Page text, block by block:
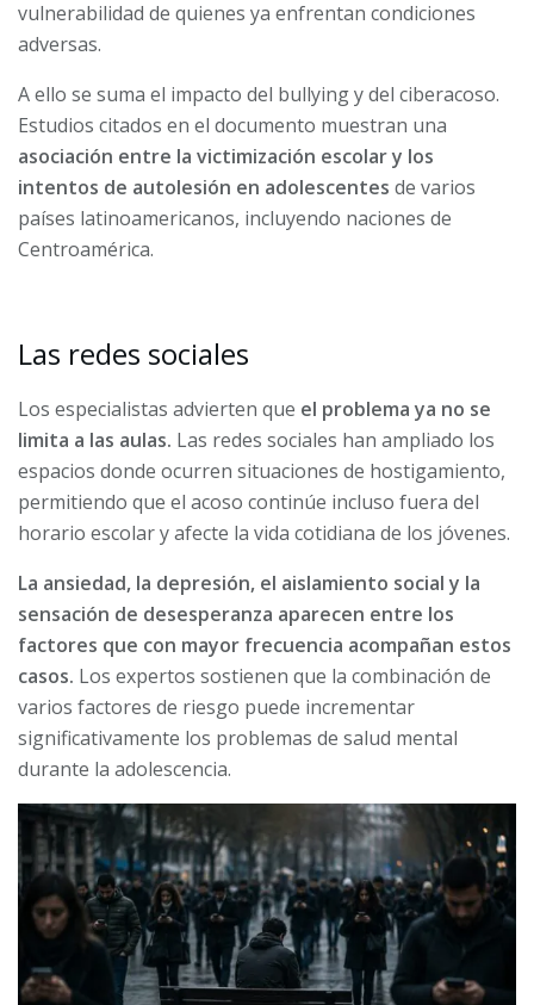
vulnerabilidad de quienes ya enfrentan condiciones
adversas.
A ello se suma el impacto del bullying y del ciberacoso.
Estudios citados en el documento muestran una
asociación entre la victimización escolar y los
intentos de autolesión en adolescentes de varios
países latinoamericanos, incluyendo naciones de
Centroamérica.
Las redes sociales
Los especialistas advierten que el problema ya no se
limita a las aulas. Las redes sociales han ampliado los
espacios donde ocurren situaciones de hostigamiento,
permitiendo que el acoso continúe incluso fuera del
horario escolar y afecte la vida cotidiana de los jóvenes.
La ansiedad, la depresión, el aislamiento social y la
sensación de desesperanza aparecen entre los
factores que con mayor frecuencia acompañan estos
casos. Los expertos sostienen que la combinación de
varios factores de riesgo puede incrementar
significativamente los problemas de salud mental
durante la adolescencia.